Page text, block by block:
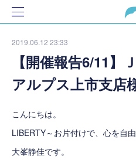
2019.06.12 23:33
【開催報告6/11】
アルプス上市支店
こんにちは。
LIBERTY～お片付けで、心を自
大峯静佳です。